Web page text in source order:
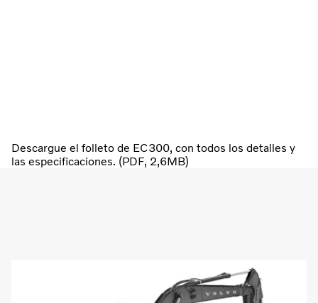
Descargue el folleto de EC300, con todos los detalles y
las especificaciones. (PDF, 2,6MB)